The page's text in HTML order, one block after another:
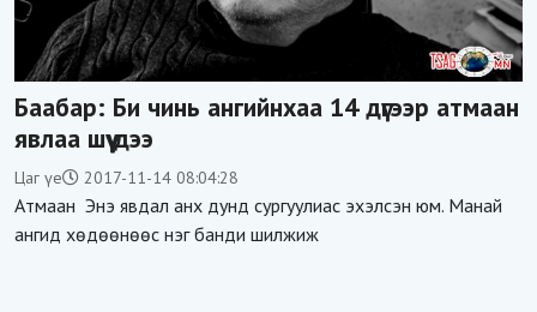
Баабар: Би чинь ангийнхаа 14 дүгээр атмаан
явлаа шүү дээ
Цаг үе 2017-11-14 08:04:28
Атмаан Энэ явдал анх дунд сургуулиас эхэлсэн юм. Манай
ангид хөдөөнөөс нэг банди шилжиж